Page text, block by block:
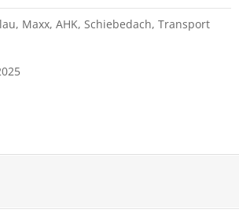
Maxx, AHK, Schiebedach, Transport